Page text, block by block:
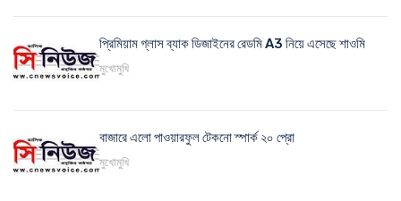
প্রিমিয়াম গ্লাস ব্যাক ডিজাইনের রেডমি A3 নিয়ে এসেছে শাওমি
মুখোমুখি
বাজারে এলো পাওয়ারফুল টেকনো স্পার্ক ২০ প্রো
মুখোমুখি